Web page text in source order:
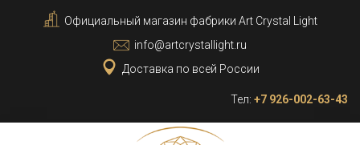
Официальный магазин фабрики Art Crystal Light
info@artcrystallight.ru
Доставка по всей России
Тел: +7 926-002-63-43